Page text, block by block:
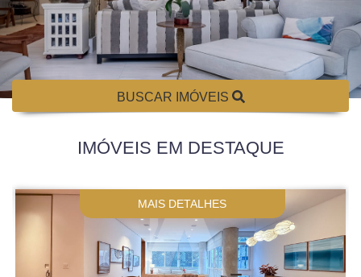
BUSCAR IMÓVEIS
IMÓVEIS EM DESTAQUE
MAIS DETALHES